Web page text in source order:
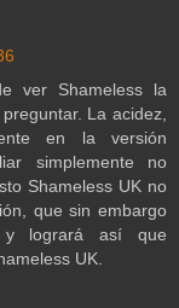
ver Shameless la
La acidez,
en la versión
simplemente no
Shameless UK no
que sin embargo
y logrará así que
UK.